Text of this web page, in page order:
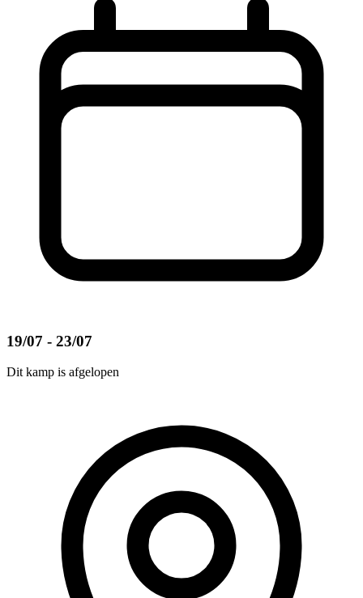
19/07 - 23/07
Dit kamp is afgelopen